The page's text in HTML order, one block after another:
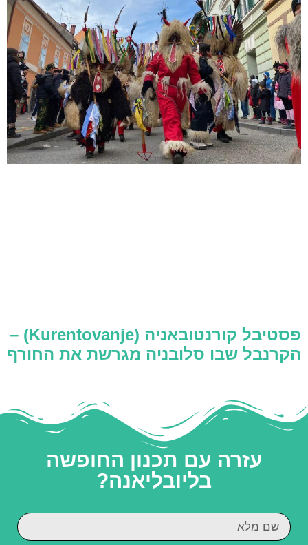
פסטיבל קורנטובאניה (Kurentovanje) –
הקרנבל שבו סלובניה מגרשת את החורף
עזרה עם תכנון החופשה
בליובליאנה?